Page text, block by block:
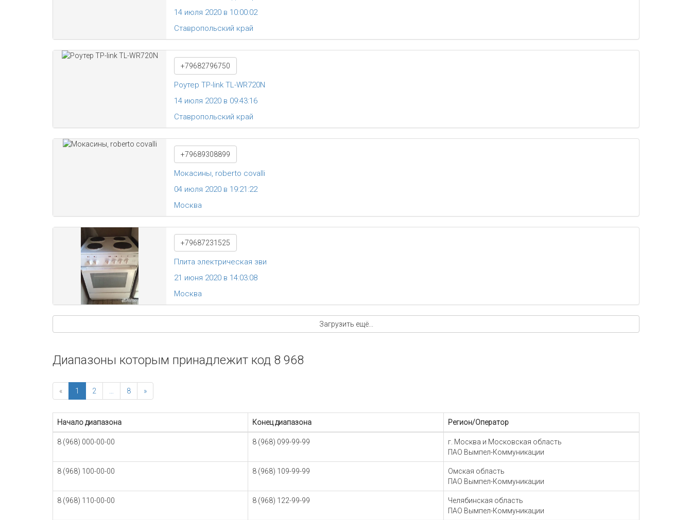
14 июля 2020 в 10:00:02
Ставропольский край
+79682796750
Роутер TP-link TL-WR720N
14 июля 2020 в 09:43:16
Ставропольский край
+79689308899
Мокасины, roberto covalli
04 июля 2020 в 19:21:22
Москва
+79687231525
Плита электрическая зви
21 июня 2020 в 14:03:08
Москва
Загрузить ещё...
Диапазоны которым принадлежит код 8 968
« 1 2 8 »
Начало диапазона Конец диапазона Регион/Оператор
8 (968) 000-00-00 8 (968) 099-99-99
г. Москва и Московская область
ПАО Вымпел-Коммуникации
8 (968) 100-00-00 8 (968) 109-99-99
Омская область
ПАО Вымпел-Коммуникации
8 (968) 110-00-00 8 (968) 122-99-99
Челябинская область
ПАО Вымпел-Коммуникации